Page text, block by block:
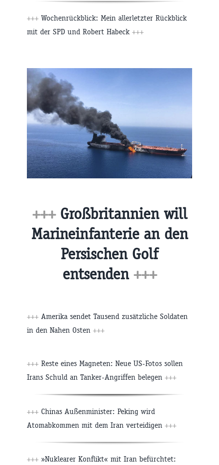
+++ Wochenrückblick: Mein allerletzter Rückblick
mit der SPD und Robert Habeck +++
+++Großbritannien will
Marineinfanterie an den
Persischen Golf
entsenden +++
+++ Amerika sendet Tausend zusätzliche Soldaten
in den Nahen Osten +++
+++ Reste eines Magneten: Neue US-Fotos sollen
Irans Schuld an Tanker-Angriffen belegen +++
+++ Chinas Außenminister: Peking wird
Atomabkommen mit dem Iran verteidigen +++
+++ »Nuklearer Konflikt« mit Iran befürchtet: